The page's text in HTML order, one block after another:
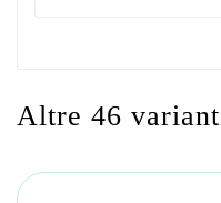
Altre 46